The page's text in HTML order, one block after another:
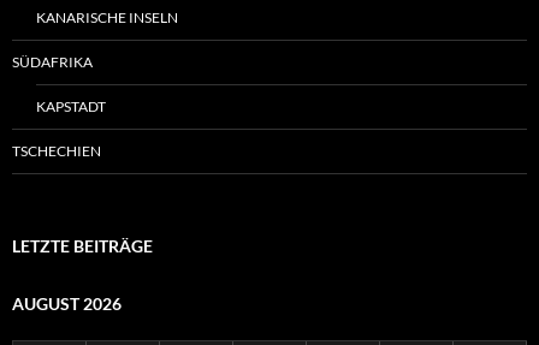
KANARISCHE INSELN
SÜDAFRIKA
KAPSTADT
TSCHECHIEN
LETZTE BEITRÄGE
AUGUST 2026